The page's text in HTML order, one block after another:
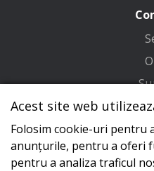
Acest site web
Folosim cookie-uri pentru
anunțurile, pentru a oferi
pentru a analiza traficul